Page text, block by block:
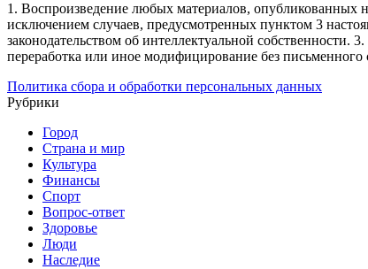
1. Воспроизведение любых материалов, опубликованных
исключением случаев, предусмотренных пунктом 3
законодательством об интеллектуальной собственности. 3.
переработка или иное модифицирование без письменного
Политика сбора и обработки персональных данных
Рубрики
Город
Страна и мир
Культура
Финансы
Спорт
Вопрос-ответ
Здоровье
Люди
Наследие